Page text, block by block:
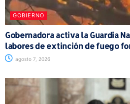
GOBIERNO
Gobernadora activa la Guardia
labores de extinción de fuego
agosto 7, 2026